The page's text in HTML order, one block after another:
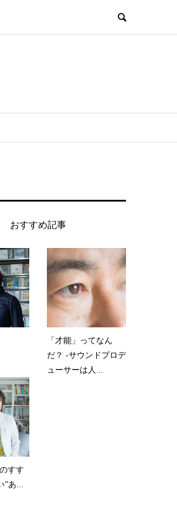
おすすめ記事
「才能」ってなん
だ？ -サウンドプロデ
ューサーは人...
すす
”あ...